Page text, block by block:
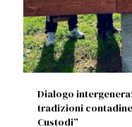
Dialogo
tradizioni
Custodi”